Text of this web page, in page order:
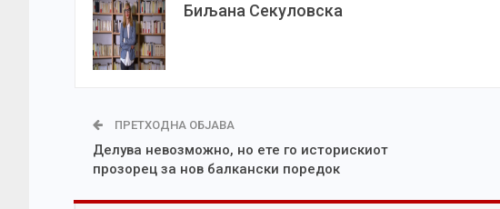
Биљана Секуловска
ПРЕТХОДНА ОБЈАВА
Делува невозможно, но ете го историскиот
прозорец за нов балкански поредок